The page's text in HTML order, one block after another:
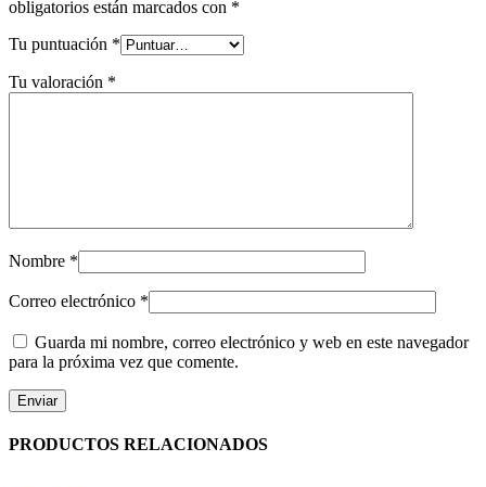
obligatorios están marcados con *
Tu puntuación *
Tu valoración *
Nombre *
Correo electrónico *
Guarda mi nombre, correo electrónico y web en este navegador
para la próxima vez que comente.
PRODUCTOS RELACIONADOS